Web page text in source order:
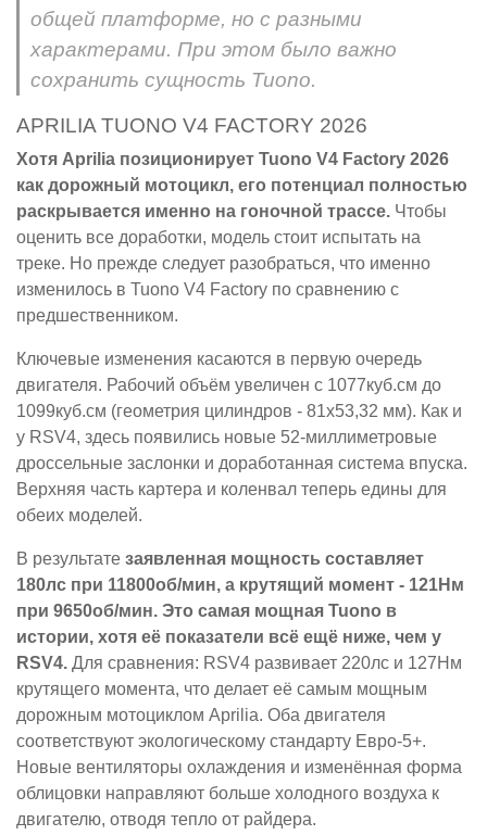
общей платформе, но с разными
характерами. При этом было важно
сохранить сущность Tuono.
APRILIA TUONO V4 FACTORY 2026
Хотя Aprilia позиционирует Tuono V4 Factory 2026
как дорожный мотоцикл, его потенциал полностью
раскрывается именно на гоночной трассе. Чтобы
оценить все доработки, модель стоит испытать на
треке. Но прежде следует разобраться, что именно
изменилось в Tuono V4 Factory по сравнению с
предшественником.
Ключевые изменения касаются в первую очередь
двигателя. Рабочий объём увеличен с 1077куб.см до
1099куб.см (геометрия цилиндров - 81x53,32 мм). Как и
у RSV4, здесь появились новые 52-миллиметровые
дроссельные заслонки и доработанная система впуска.
Верхняя часть картера и коленвал теперь едины для
обеих моделей.
В результате заявленная мощность составляет
180лс при 11800об/мин, а крутящий момент - 121Нм
при 9650об/мин. Это самая мощная Tuono в
истории, хотя её показатели всё ещё ниже, чем у
RSV4. Для сравнения: RSV4 развивает 220лс и 127Нм
крутящего момента, что делает её самым мощным
дорожным мотоциклом Aprilia. Оба двигателя
соответствуют экологическому стандарту Евро-5+.
Новые вентиляторы охлаждения и изменённая форма
облицовки направляют больше холодного воздуха к
двигателю, отводя тепло от райдера.